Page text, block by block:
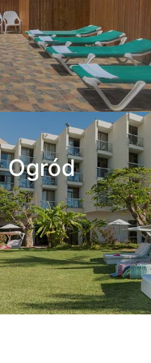
Ogród